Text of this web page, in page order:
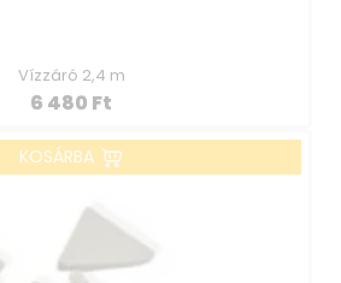
Vízzáró 2,4 m
6 480 Ft
KOSÁRBA